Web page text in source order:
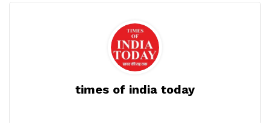
times of india today